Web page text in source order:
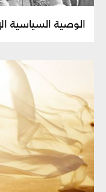
الوصية السياسية